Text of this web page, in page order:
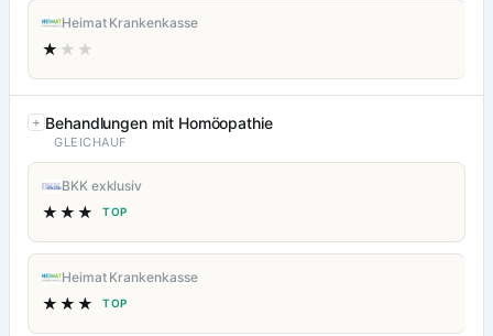
Heimat Krankenkasse
★ ★★
Behandlungen mit Homöopathie
GLEICHAUF
BKK exklusiv
★★★ TOP
Heimat Krankenkasse
★★★ TOP